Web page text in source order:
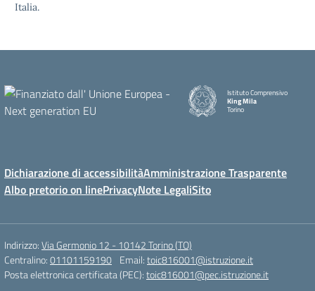
Italia.
Istituto Comprensivo
King Mila
Torino
Dichiarazione di accessibilitàAmministrazione Trasparente
Albo pretorio on linePrivacyNote LegaliSito
Indirizzo:Via Germonio 12 - 10142 Torino (TO)
Centralino:01101159190 Email:toic816001@istruzione.it
Posta elettronica certificata (PEC):toic816001@pec.istruzione.it